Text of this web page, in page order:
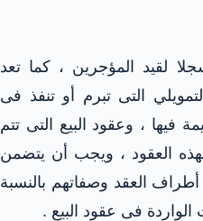
لقيد المؤجرين ، كما تعد
التى تبرم أو تنفذ فى
فيها ، وعقود البيع التى تتم
لهذه العقود ، ويجب أن يتضمن
أطراف العقد وصفاتهم بالنسبة
الواردة فى عقود البيع .